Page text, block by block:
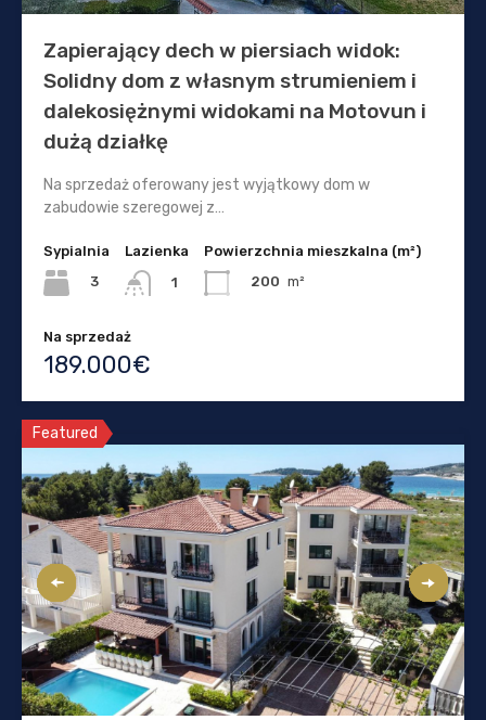
Zapierający dech w piersiach widok:
Solidny dom z własnym strumieniem i
dalekosiężnymi widokami na Motovun i
dużą działkę
Na sprzedaż oferowany jest wyjątkowy dom w
zabudowie szeregowej z…
Sypialnia
3
Lazienka
1
Powierzchnia mieszkalna (m²)
200 m²
Na sprzedaż
189.000€
Featured